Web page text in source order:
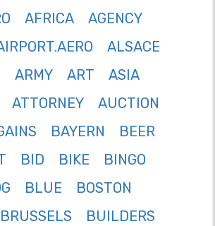
AFRICA
AGENCY
ALSACE
ARMY ART
ASIA
ATTORNEY
AUCTION
BAYERN
BEER
BID BIKE
BINGO
BLUE
BOSTON
BRUSSELS
BUILDERS